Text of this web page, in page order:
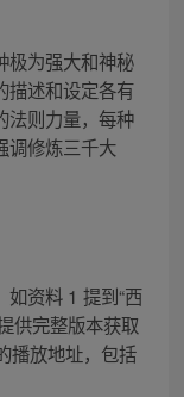
极为强大和神秘
描述和设定各有
法则力量，每种
调修炼三千大
资料 1 提到“西
供完整版本获取
播放地址，包括